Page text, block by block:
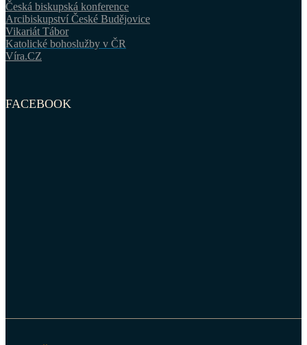
Česká biskupská konference
Arcibiskupství České Budějovice
Vikariát Tábor
Katolické bohoslužby v ČR
Víra.CZ
FACEBOOK